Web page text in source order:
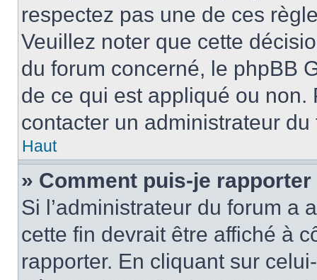
respectez pas une de ces
Veuillez noter que cette
du forum concerné, le phpBB
de ce qui est appliqué ou non.
contacter un administrateur du
Haut
» Comment puis-je
Si l’administrateur du forum a
cette fin devrait être affiché à
rapporter. En cliquant sur